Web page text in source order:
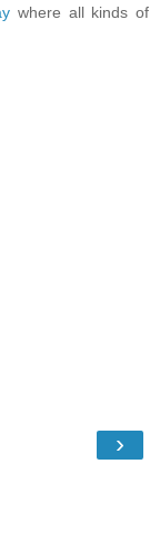
where all kinds of
›